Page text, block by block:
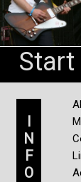
Start
I
N
F
O